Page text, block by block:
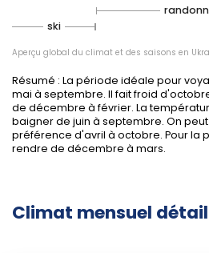
ski
Aperçu global du climat et des saisons en
Résumé : La période idéale pour
mai à septembre. Il fait froid
de décembre à février. La
baigner de juin à septembre. On
préférence d'avril à octobre. Pour la
rendre de décembre à mars.
Climat mensuel